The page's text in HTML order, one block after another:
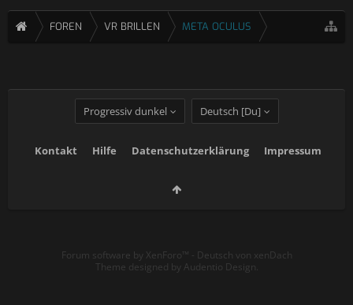
FOREN VR BRILLEN META OCULUS
Progressiv dunkel Deutsch [Du]
Kontakt Hilfe Datenschutzerklärung Impressum
Forum software by XenForo™ - Deutsch von xenDach
Theme designed by Audentio Design.